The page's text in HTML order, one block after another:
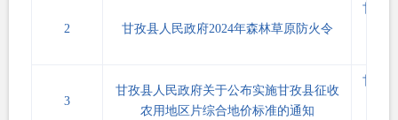
2 甘孜县人民政府2024年森林草原防火令
甘孜
3
甘孜县人民政府关于公布实施甘孜县征收
农用地区片综合地价标准的通知
甘孜